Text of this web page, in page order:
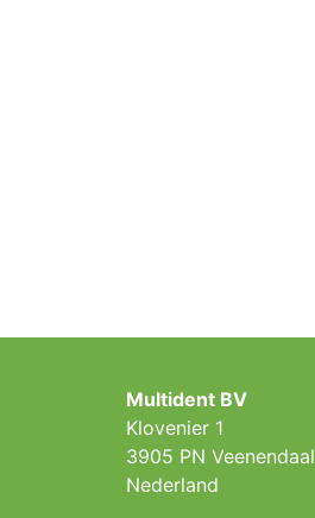
Multident BV
Klovenier 1
3905 PN Veenendaal
Nederland ​